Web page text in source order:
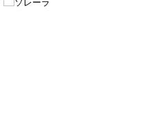
イベント